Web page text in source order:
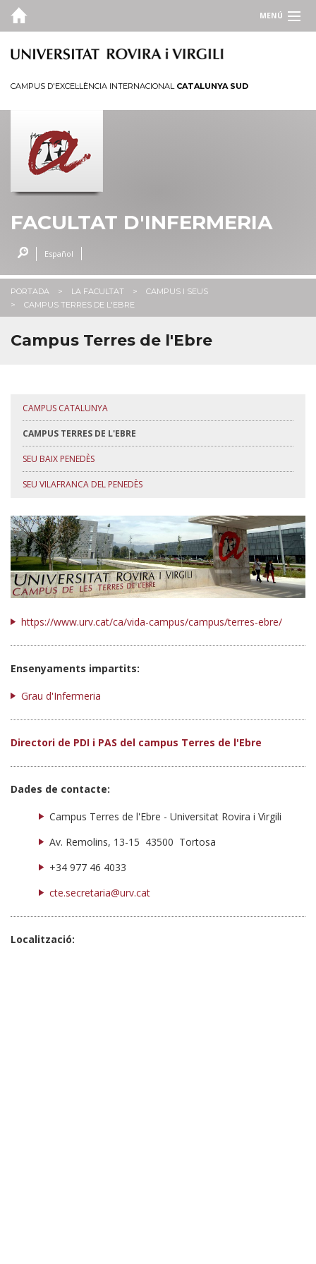
MENÚ
LA FACULTAT
Administració
ESTUDIS
CAMPUS D'EXCEL·LÈNCIA INTERNACIONAL CATALUNYA SUD
FACULTAT D'INFERMERIA
Español
PORTADA LA FACULTAT
CAMPUS I SEUS
CAMPUS TERRES DE L'EBRE
Campus Terres de l'Ebre
CAMPUS CATALUNYA
CAMPUS TERRES DE L'EBRE
SEU BAIX PENEDÈS
SEU VILAFRANCA DEL PENEDÈS
https://www.urv.cat/ca/vida-campus/campus/terres-ebre/
Ensenyaments impartits:
Grau d'Infermeria
Directori de PDI i PAS del campus Terres de l'Ebre
Dades de contacte:
Campus Terres de l'Ebre - Universitat Rovira i Virgili
Av. Remolins, 13-15 43500 Tortosa
+34 977 46 4033
cte.secretaria@urv.cat
Localització: